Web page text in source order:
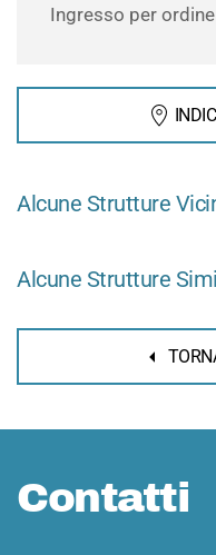
Ingresso per
Alcune Strutture
Alcune Strutture
Contatti